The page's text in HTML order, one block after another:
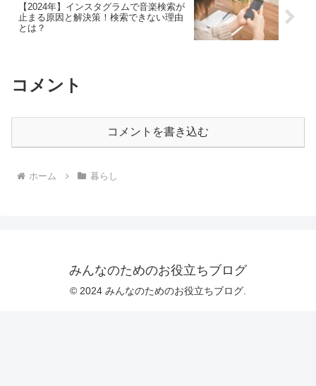
【2024年】インスタグラムで音楽検索が
止まる原因と解決策！検索できない理由
とは？
コメント
コメントを書き込む
ホーム 暮らし
みんなのためのお役立ちブログ
© 2024 みんなのためのお役立ちブログ.